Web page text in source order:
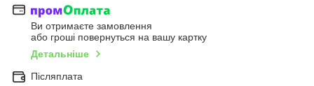
Ви отримаєте замовлення
або гроші повернуться на вашу картку
Детальніше
Післяплата